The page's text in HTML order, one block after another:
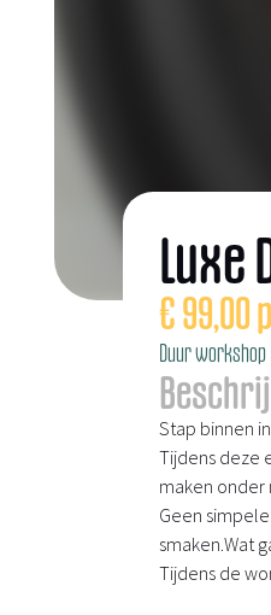
Luxe
€99,00
Duur
Stap binnen
Tijdens deze
maken onder
Geen
smaken.Wat
Tijdens de